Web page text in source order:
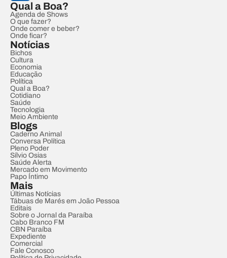
Qual a Boa?
Agenda de Shows
O que fazer?
Onde comer e beber?
Onde ficar?
Notícias
Bichos
Cultura
Economia
Educação
Política
Qual a Boa?
Cotidiano
Saúde
Tecnologia
Meio Ambiente
Blogs
Caderno Animal
Conversa Política
Pleno Poder
Sílvio Osias
Saúde Alerta
Mercado em Movimento
Papo Íntimo
Mais
Últimas Notícias
Tábuas de Marés em João Pessoa
Editais
Sobre o Jornal da Paraíba
Cabo Branco FM
CBN Paraíba
Expediente
Comercial
Fale Conosco